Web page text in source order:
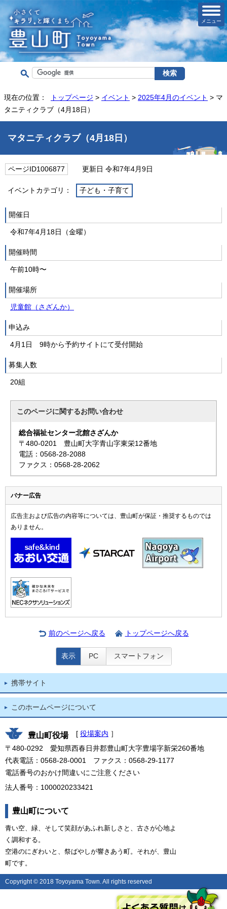
メニュー
現在の位置： トップページ > イベント > 2025年4月のイベント > マ
タニティクラブ（4月18日）
マタニティクラブ（4月18日）
ページID1006877 更新日 令和7年4月9日
イベントカテゴリ： 子ども・子育て
開催日
令和7年4月18日（金曜）
開催時間
午前10時〜
開催場所
児童館（さざんか）
申込み
4月1日 9時から予約サイトにて受付開始
募集人数
20組
このページに関するお問い合わせ
総合福祉センター北館さざんか
〒480-0201 豊山町大字青山字東栄12番地
電話：0568-28-2088
ファクス：0568-28-2062
バナー広告
広告主および広告の内容等については、豊山町が保証・推奨するものでは
ありません。
前のページへ戻る トップページへ戻る
表示 PC スマートフォン
携帯サイト
このホームページについて
豊山町役場 [ 役場案内 ］
〒480-0292 愛知県西春日井郡豊山町大字豊場字新栄260番地
代表電話：0568-28-0001 ファクス：0568-29-1177
電話番号のおかけ間違いにご注意ください
法人番号：1000020233421
豊山町について
青い空、緑、そして笑顔があふれ新しさと、古さが心地よ
く調和する。
空港のにぎわいと、祭ばやしが響きあう町。それが、豊山
町です。
Copyright © 2018 Toyoyama Town. All rights reserved